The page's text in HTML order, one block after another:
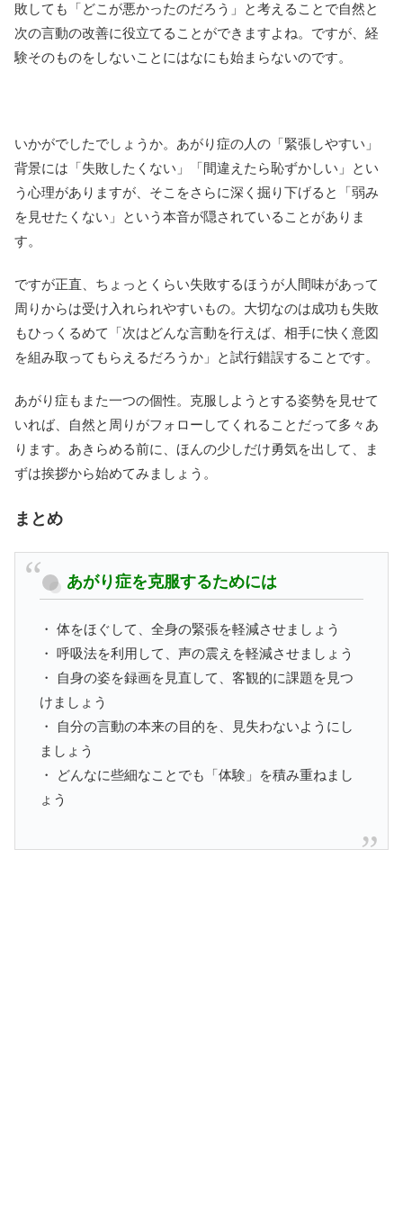
敗しても「どこが悪かったのだろう」と考えることで自然と
次の言動の改善に役立てることができますよね。ですが、経
験そのものをしないことにはなにも始まらないのです。
いかがでしたでしょうか。あがり症の人の「緊張しやすい」
背景には「失敗したくない」「間違えたら恥ずかしい」とい
う心理がありますが、そこをさらに深く掘り下げると「弱み
を見せたくない」という本音が隠されていることがありま
す。
ですが正直、ちょっとくらい失敗するほうが人間味があって
周りからは受け入れられやすいもの。大切なのは成功も失敗
もひっくるめて「次はどんな言動を行えば、相手に快く意図
を組み取ってもらえるだろうか」と試行錯誤することです。
あがり症もまた一つの個性。克服しようとする姿勢を見せて
いれば、自然と周りがフォローしてくれることだって多々あ
ります。あきらめる前に、ほんの少しだけ勇気を出して、ま
ずは挨拶から始めてみましょう。
まとめ
あがり症を克服するためには
・ 体をほぐして、全身の緊張を軽減させましょう
・ 呼吸法を利用して、声の震えを軽減させましょう
・ 自身の姿を録画を見直して、客観的に課題を見つ
けましょう
・ 自分の言動の本来の目的を、見失わないようにし
ましょう
・ どんなに些細なことでも「体験」を積み重ねまし
ょう